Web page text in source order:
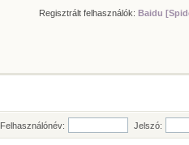
Regisztrált felhasználók: Baidu
Felhasználónév: Jelszó: